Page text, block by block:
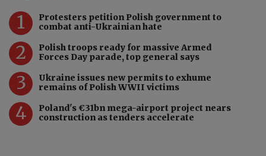
1
Protesters petition Polish government to
combat anti-Ukrainian hate
2
Polish troops ready for massive Armed
Forces Day parade, top general says
3
Ukraine issues new permits to exhume
remains of Polish WWII victims
4
Poland's €31bn mega-airport project nears
construction as tenders accelerate